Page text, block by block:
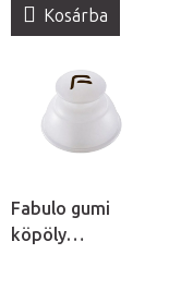
Kosárba
Fabulo gumi
köpöly